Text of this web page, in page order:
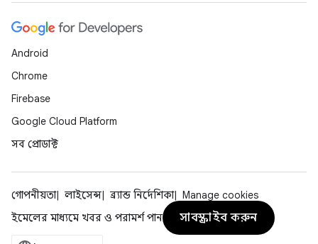
Android
Chrome
Firebase
Google Cloud Platform
সব প্রোডাক্ট
গোপনীয়তা লাইসেন্স ব্র্যান্ড নির্দেশিকা
Manage cookies
ইমেলের মাধ্যমে খবর ও পরামর্শ পান
সাবস্ক্রাইব করুন